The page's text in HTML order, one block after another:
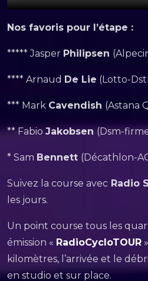
Nos favoris pour l’étape :
***** Jasper Philipsen
**** Arnaud De Lie (Lotto-
*** Mark Cavendish (Astana
** Fabio Jakobsen (Dsm-
* Sam Bennett (Décathlon-
Suivez la course avec Radio
les jours.
Un point course tous les
émission « RadioCycloTOUR
kilomètres, l’arrivée et le
en studio et sur place.